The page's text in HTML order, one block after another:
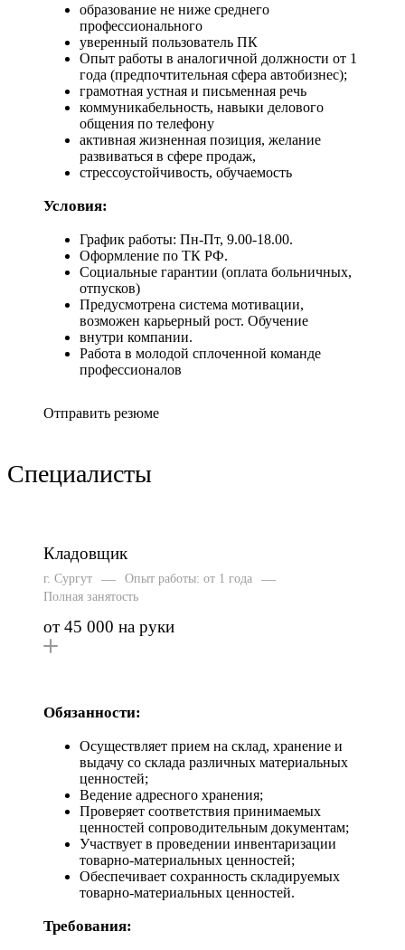
образование не ниже среднего
профессионального
уверенный пользователь ПК
Опыт работы в аналогичной должности от 1
года (предпочтительная сфера автобизнес);
грамотная устная и письменная речь
коммуникабельность, навыки делового
общения по телефону
активная жизненная позиция, желание
развиваться в сфере продаж,
стрессоустойчивость, обучаемость
Условия:
График работы: Пн-Пт, 9.00-18.00.
Оформление по ТК РФ.
Социальные гарантии (оплата больничных,
отпусков)
Предусмотрена система мотивации,
возможен карьерный рост. Обучение
внутри компании.
Работа в молодой сплоченной команде
профессионалов
Отправить резюме
Специалисты
Кладовщик
г. Сургут — Опыт работы: от 1 года —
Полная занятость
от 45 000 на руки
Обязанности:
Осуществляет прием на склад, хранение и
выдачу со склада различных материальных
ценностей;
Ведение адресного хранения;
Проверяет соответствия принимаемых
ценностей сопроводительным документам;
Участвует в проведении инвентаризации
товарно-материальных ценностей;
Обеспечивает сохранность складируемых
товарно-материальных ценностей.
Требования: